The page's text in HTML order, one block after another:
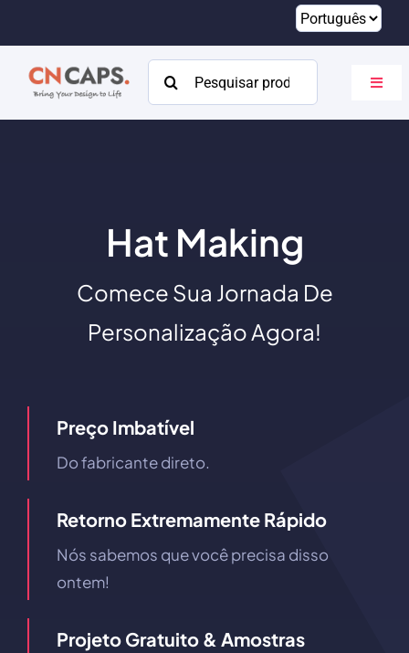
conteúdo
Procurar:
Hat Making
Comece Sua Jornada De
Personalização Agora!
Preço Imbatível
Do fabricante direto.
Retorno Extremamente Rápido
Nós sabemos que você precisa disso
ontem!
Projeto Gratuito & Amostras